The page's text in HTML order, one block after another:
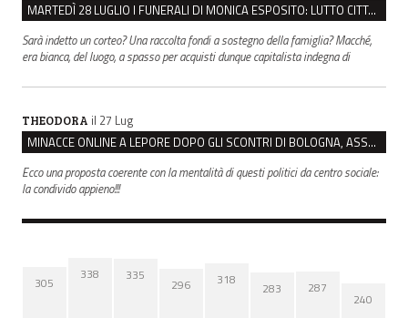
MARTEDÌ 28 LUGLIO I FUNERALI DI MONICA ESPOSITO: LUTTO CITTADINO A MODENA E NONANTOLA
Sarà indetto un corteo? Una raccolta fondi a sostegno della famiglia? Macché,
era bianca, del luogo, a spasso per acquisti dunque capitalista indegna di
THEODORA il 27 Lug
MINACCE ONLINE A LEPORE DOPO GLI SCONTRI DI BOLOGNA, ASSEGNATA LA SCORTA AL SINDACO
Ecco una proposta coerente con la mentalità di questi politici da centro sociale:
la condivido appieno!!!
305 338 335
296 318
283 287
240